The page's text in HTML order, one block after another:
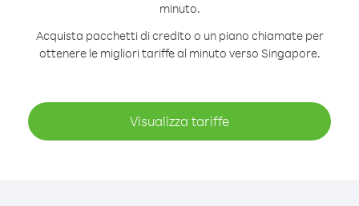
minuto.
Acquista pacchetti di credito o un piano chiamate per
ottenere le migliori tariffe al minuto verso Singapore.
Visualizza tariffe